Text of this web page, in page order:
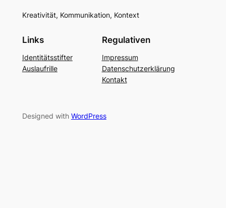
Kreativität, Kommunikation, Kontext
Links
Identitätsstifter
Auslaufrille
Regulativen
Impressum
Datenschutzerklärung
Kontakt
Designed with WordPress